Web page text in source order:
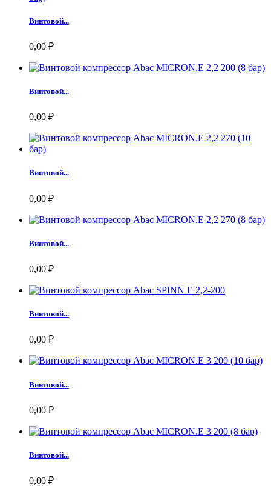
Винтовой...
0,00 ₽
Винтовой...
0,00 ₽
Винтовой...
0,00 ₽
Винтовой...
0,00 ₽
Винтовой...
0,00 ₽
Винтовой...
0,00 ₽
Винтовой...
0,00 ₽